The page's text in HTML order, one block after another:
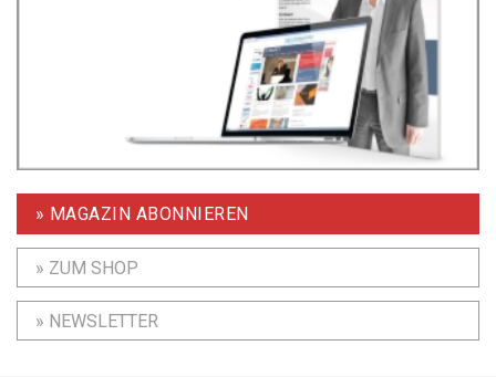
» MAGAZIN ABONNIEREN
» ZUM SHOP
» NEWSLETTER